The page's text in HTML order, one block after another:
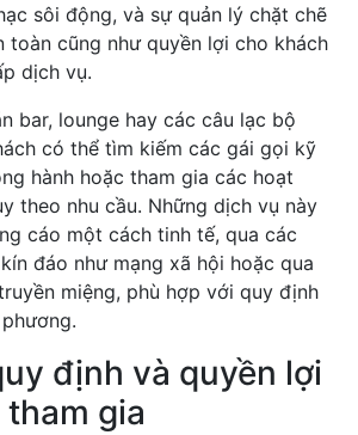
sôi động, và sự quản lý chặt chẽ
toàn cũng như quyền lợi cho khách
dịch vụ.
bar, lounge hay các câu lạc bộ
có thể tìm kiếm các gái gọi kỹ
hành hoặc tham gia các hoạt
theo nhu cầu. Những dịch vụ này
cáo một cách tinh tế, qua các
đáo như mạng xã hội hoặc qua
miệng, phù hợp với quy định
định và quyền lợi
gia